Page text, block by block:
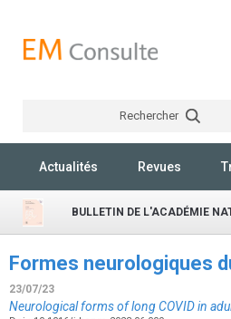
Rechercher
Actualités Revues
BULLETIN DE L'ACADÉMIE
Formes neurologiques
23/07/23
Neurological forms of long COVID in